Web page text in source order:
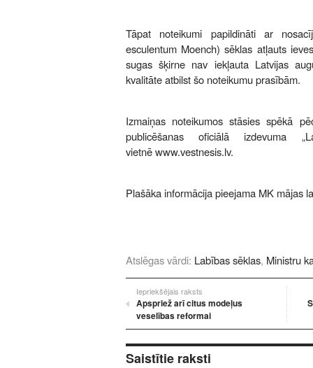
Tāpat noteikumi papildināti ar
esculentum Moench) sēklas atļauts
sugas šķirne nav iekļauta Latvijas
kvalitāte atbilst šo noteikumu prasībām.
Izmaiņas noteikumos stāsies spēkā
publicēšanas oficiālā izdevuma
vietnēwww.vestnesis.lv.
Plašāka informācija pieejama MK mājas
Atslēgas vārdi: Labības sēklas, Ministru
Iepriekšējais raksts
Apspriež arī citus modeļus
veselības reformai
Saistītie raksti